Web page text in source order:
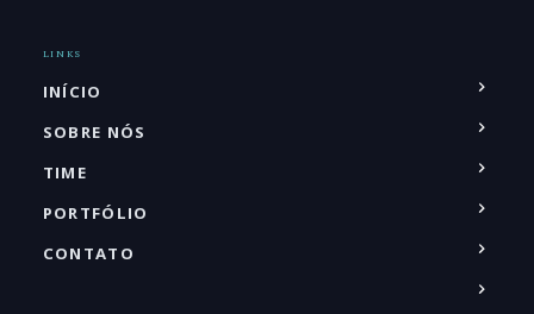
LINKS
INÍCIO
SOBRE NÓS
TIME
PORTFÓLIO
CONTATO